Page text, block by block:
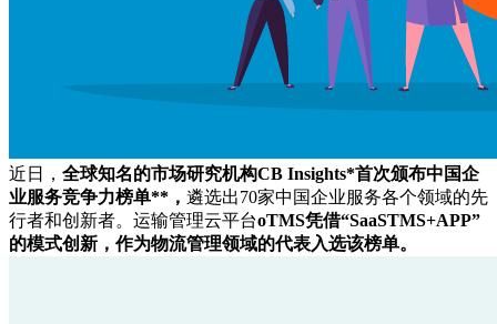
近日， 全球知名的市场研究机构CB Insights*首次颁布中国企
业服务竞争力榜单** ， 遴选出70家中国企业服务各个领域的先
行者和创新者。运输管理云平台oTMS凭借“SaaSTMS+APP”
的模式创新，作为物流管理领域的代表入选该榜单。